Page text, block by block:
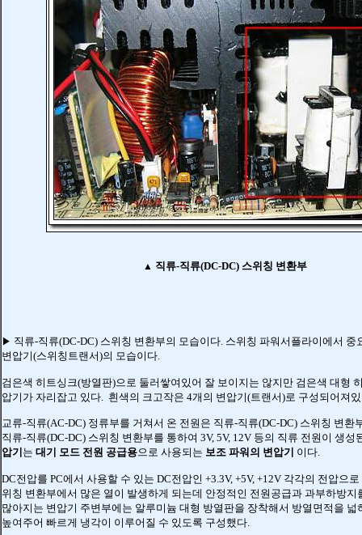
▲ 직류-직류(DC-DC) 스위칭 변환부
▶ 직류-직류(DC-DC) 스위칭 변환부의 모습이다. 스위칭 파워서플라이에서 중
변압기(스위칭트랜서)의 모습이다.
검은색 히트싱크(방열판)으로 둘러쌓여있어 잘 보이지는 않지만 검은색 대형
압기가 자리잡고 있다. 흰색의 크고작은 4개의 변압기(트랜서)로 구성되어져
교류-직류(AC-DC) 정류부를 거쳐서 온 전원은 직류-직류(DC-DC) 스위칭 변환
직류-직류(DC-DC) 스위칭 변환부를 통하여 3V, 5V, 12V 등의 직류 전원이 생성
압기 는 대기 모드 전원 공급용으로 사용되는 보조 파워의 변압기 이다.
DC전압를 PC에서 사용할 수 있는 DC전압인 +3.3V, +5V, +12V 각각의 전압으
위칭 변환부에서 많은 열이 발생하게 되는데 안정적인 전원공급과 과부하방지
많아지는 변압기 주변부에는 알루미늄 대형 방열판을 장착해서 방열면적을 넓
높여주어 빠르게 냉각이 이루어질 수 있도록 구성했다.